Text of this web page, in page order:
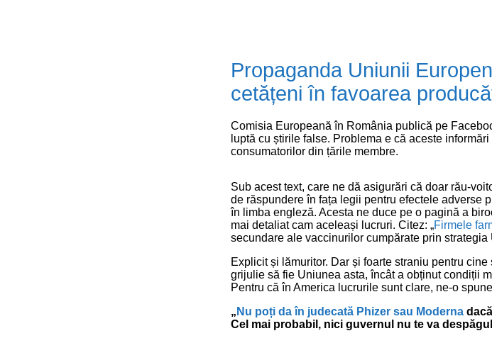
Propaganda Uniunii
cetățeni în favoarea
Comisia Europeană în România publică pe
luptă cu știrile false. Problema e că aceste
consumatorilor din țările membre.
Sub acest text, care ne dă asigurări că doar rău-
de răspundere în fața legii pentru efectele adverse
în limba engleză. Acesta ne duce pe o pagină a
mai detaliat cam aceleași lucruri. Citez: „Firmele
secundare ale vaccinurilor cumpărate prin strategia
Explicit și lămuritor. Dar și foarte straniu pentru
grijulie să fie Uniunea asta, încât a obținut condiții
Pentru că în America lucrurile sunt clare, ne-o
„ Nu poți da în judecată Phizer sau Moderna
Cel mai probabil, nici guvernul nu te va